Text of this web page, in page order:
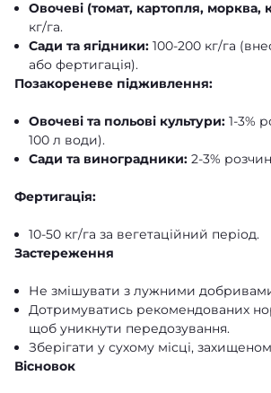
Овочеві (томат, картопля, морква,
кг/га.
Сади та ягідники: 100-200 кг/га
або фертигація).
Позакореневе підживлення:
Овочеві та польові культури: 1-3%
100 л води).
Сади та виноградники: 2-3%
Фертигація:
10-50 кг/га за вегетаційний період.
Застереження
Не змішувати з лужними
Дотримуватись рекомендованих
щоб уникнути передозування.
Зберігати у сухому місці,
Вісновок